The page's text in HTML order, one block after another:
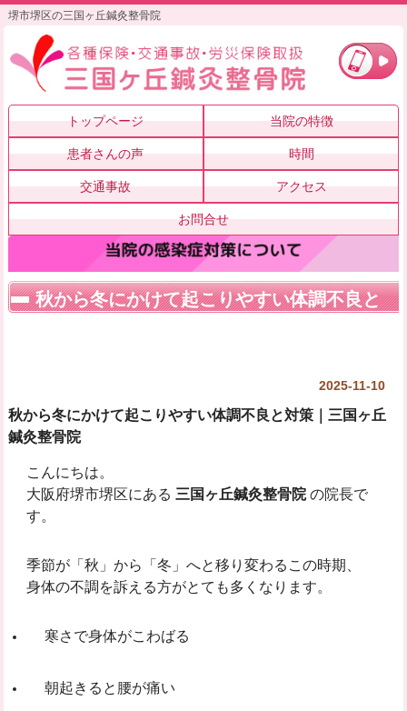
堺市堺区の三国ヶ丘鍼灸整骨院
トップページ 当院の特徴
患者さんの声 時間
交通事故 アクセス
お問合せ
秋から冬にかけて起こりやすい体調不良と
2025-11-10
秋から冬にかけて起こりやすい体調不良と対策｜三国ヶ丘
鍼灸整骨院
こんにちは。
大阪府堺市堺区にある 三国ヶ丘鍼灸整骨院の院長で
す。
季節が「秋」から「冬」へと移り変わるこの時期、
身体の不調を訴える方がとても多くなります。
寒さで身体がこわばる
朝起きると腰が痛い